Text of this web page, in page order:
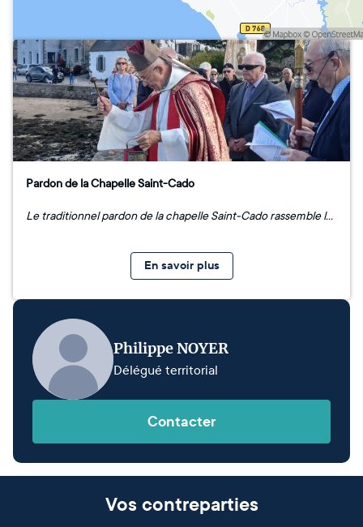
Pardon de la Chapelle Saint-Cado
Le traditionnel pardon de la chapelle Saint-Cado rassemble les nombreux fidèles venus assister à la cérémonie présidée par Monseigneur Robert Le Gall, ancien abbé de Kergonan et archevêque émérite de Toulouse, arrivant de l’abbaye bénédictine Notre-Dame de Quarr, sur l’île de Wight. La procession chantée fait halte sur le pont pour la bénédiction de la mer et l’immersion d’une gerbe en mémoire des péris en mer, puis les danseurs du cercle Sevenadur Bro Belz accompagnent les bannières, navire votif et statue du saint portés par le cortège jusqu’à la chapelle. La messe s’achève par un appel aux dons qui réunit jusqu’à 790 € reversés à la Fondation du Patrimoine.
En savoir plus
Philippe NOYER
Délégué territorial
Contacter
Vos contreparties